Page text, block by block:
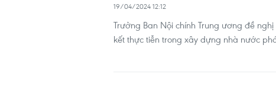
19/04/2024 12:12
Trưởng Ban Nội chính Trung ương đề
kết thực tiễn trong xây dựng nhà nước